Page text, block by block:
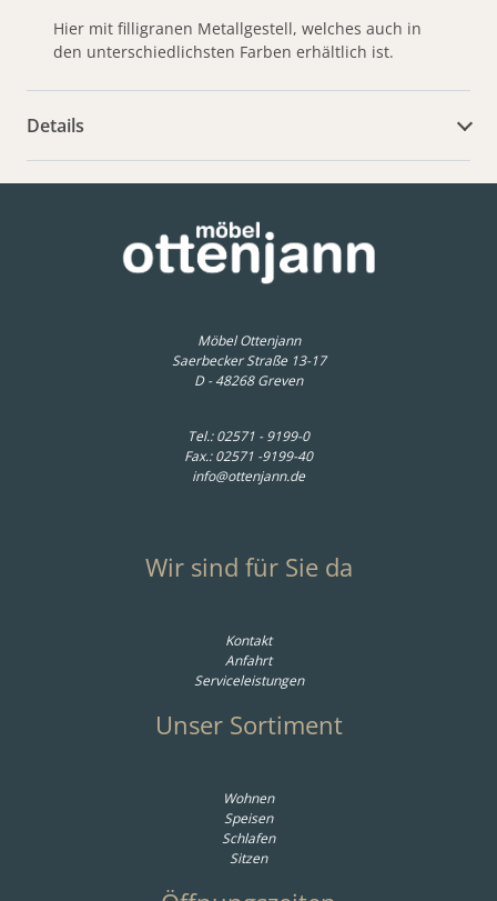
Hier mit filligranen Metallgestell, welches auch in
den unterschiedlichsten Farben erhältlich ist.
Details
Möbel Ottenjann
Saerbecker Straße 13-17
D - 48268 Greven
Tel.:02571 - 9199-0
Fax.: 02571 -9199-40
info@ottenjann.de
Wir sind für Sie da
Kontakt
Anfahrt
Serviceleistungen
Unser Sortiment
Wohnen
Speisen
Schlafen
Sitzen